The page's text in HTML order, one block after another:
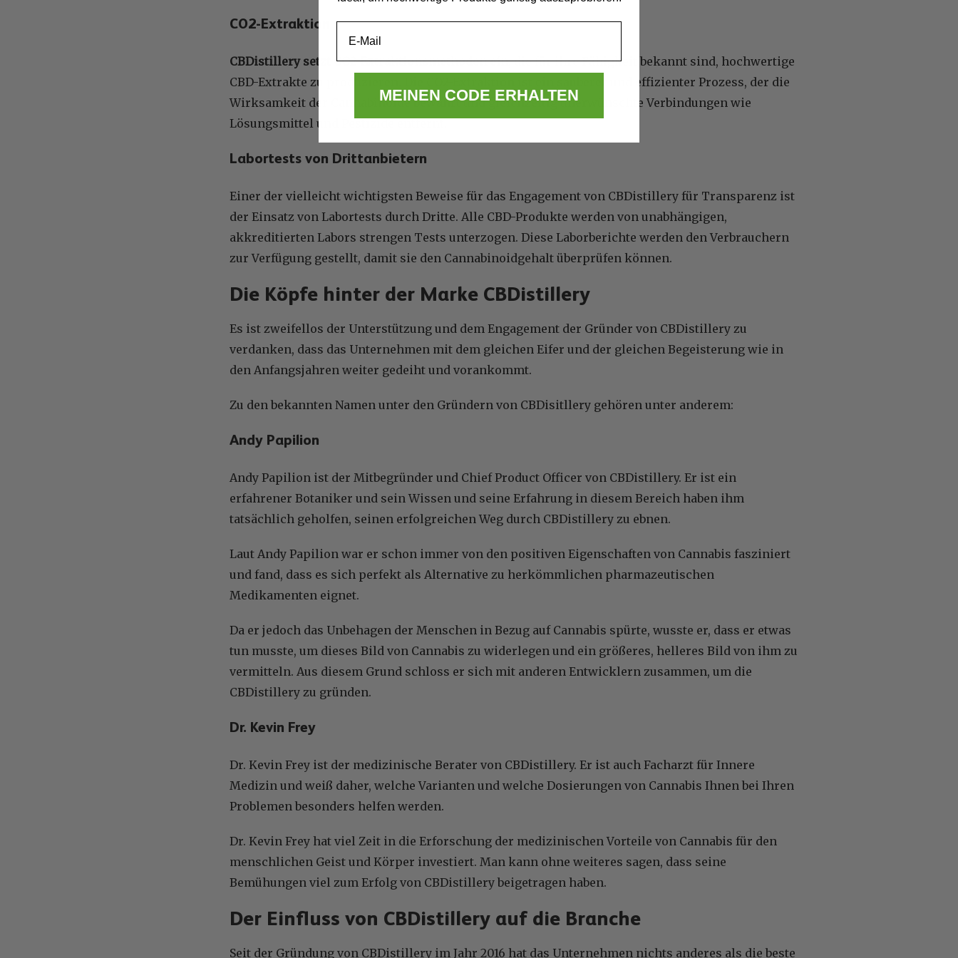
CO2-Extraktion
CBDistillery setzt CO2-Extraktionsmethoden ein, die für ihre Fähigkeit bekannt sind, hochwertige
CBD-Extrakte zu produzieren. Die CO2-Extraktion ist ein sauberer und effizienter Prozess, der die
Wirksamkeit der Cannabinoide bewahrt und gleichzeitig unerwünschte Verbindungen wie
Lösungsmittel und Pestizide entfernt.
Labortests von Drittanbietern
Einer der vielleicht wichtigsten Beweise für das Engagement von CBDistillery für Transparenz ist
der Einsatz von Labortests durch Dritte. Alle CBD-Produkte werden von unabhängigen,
akkreditierten Labors strengen Tests unterzogen. Diese Laborberichte werden den Verbrauchern
zur Verfügung gestellt, damit sie den Cannabinoidgehalt überprüfen können.
Die Köpfe hinter der Marke CBDistillery
Es ist zweifellos der Unterstützung und dem Engagement der Gründer von CBDistillery zu
verdanken, dass das Unternehmen mit dem gleichen Eifer und der gleichen Begeisterung wie in
den Anfangsjahren weiter gedeiht und vorankommt.
Zu den bekannten Namen unter den Gründern von CBDisitllery gehören unter anderem:
Andy Papilion
Andy Papilion ist der Mitbegründer und Chief Product Officer von CBDistillery. Er ist ein
erfahrener Botaniker und sein Wissen und seine Erfahrung in diesem Bereich haben ihm
tatsächlich geholfen, seinen erfolgreichen Weg durch CBDistillery zu ebnen.
Laut Andy Papilion war er schon immer von den positiven Eigenschaften von Cannabis fasziniert
und fand, dass es sich perfekt als Alternative zu herkömmlichen pharmazeutischen
Medikamenten eignet.
Da er jedoch das Unbehagen der Menschen in Bezug auf Cannabis spürte, wusste er, dass er etwas
tun musste, um dieses Bild von Cannabis zu widerlegen und ein größeres, helleres Bild von ihm zu
vermitteln. Aus diesem Grund schloss er sich mit anderen Entwicklern zusammen, um die
CBDistillery zu gründen.
Dr. Kevin Frey
Dr. Kevin Frey ist der medizinische Berater von CBDistillery. Er ist auch Facharzt für Innere
Medizin und weiß daher, welche Varianten und welche Dosierungen von Cannabis Ihnen bei Ihren
Problemen besonders helfen werden.
Dr. Kevin Frey hat viel Zeit in die Erforschung der medizinischen Vorteile von Cannabis für den
menschlichen Geist und Körper investiert. Man kann ohne weiteres sagen, dass seine
Bemühungen viel zum Erfolg von CBDistillery beigetragen haben.
Der Einfluss von CBDistillery auf die Branche
Seit der Gründung von CBDistillery im Jahr 2016 hat das Unternehmen nichts anderes als die beste
MEINEN CODE ERHALTEN